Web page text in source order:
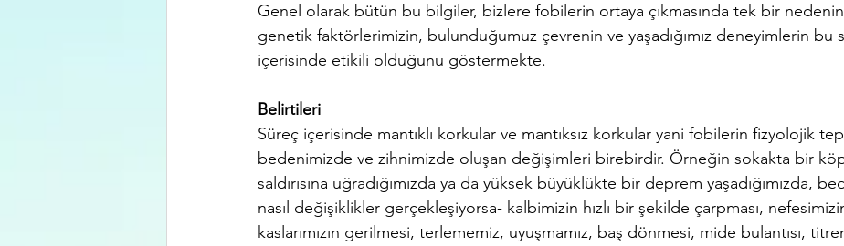
Genel olarak bütün bu bilgiler, bizlere fobilerin ortaya çıkmasında tek bir nedenin
genetik faktörlerimizin, bulunduğumuz çevrenin ve yaşadığımız deneyimlerin bu
içerisinde etikili olduğunu göstermekte.
Belirtileri
Süreç içerisinde mantıklı korkular ve mantıksız korkular yani fobilerin fizyolojik
bedenimizde ve zihnimizde oluşan değişimleri birebirdir. Örneğin sokakta bir
saldırısına uğradığımızda ya da yüksek büyüklükte bir deprem yaşadığımızda,
nasıl değişiklikler gerçekleşiyorsa- kalbimizin hızlı bir şekilde çarpması,
kaslarımızın gerilmesi, terlememiz, uyuşmamız, baş dönmesi, mide bulantısı,